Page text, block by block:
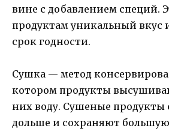
вине с добавлением специй.
продуктам уникальный вкус
срок годности.
Сушка — метод
котором продукты
них воду. Сушеные продукты
дольше и сохраняют большую